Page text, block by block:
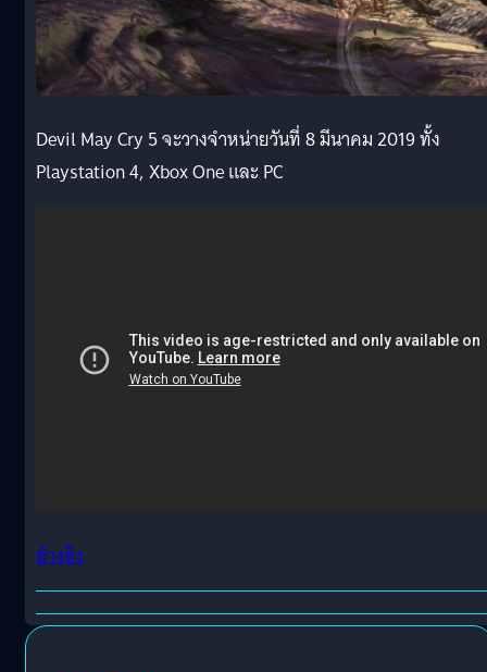
Devil May Cry 5 จะวางจำหน่ายวันที่ 8 มีนาคม 2019 ทั้ง
Playstation 4, Xbox One เเละ PC
อ้างอิง